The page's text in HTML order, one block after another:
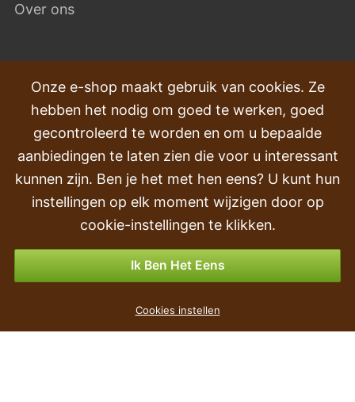
Over ons
VEEL GESTELDE VRAGEN
Klachten
Transport en levering
Volgorde
Retourneren & Terugbetalingen
Betalingsmogelijkheden
Onze e-shop maakt gebruik van cookies. Ze
hebben het nodig om goed te werken, goed
gecontroleerd te worden en om u bepaalde
aanbiedingen te laten zien die voor u interessant
kunnen zijn. Ben je het met hen eens? U kunt hun
instellingen op elk moment wijzigen door op
cookie-instellingen te klikken.
Ik Ben Het Eens
Cookies instellen